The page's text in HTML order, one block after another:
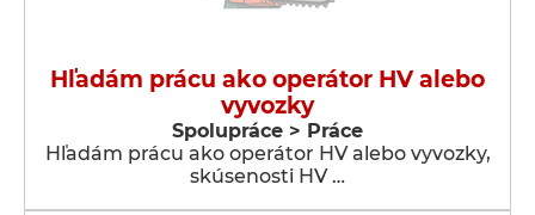
Hľadám prácu ako operátor HV alebo
vyvozky
Spolupráce > Práce
Hľadám prácu ako operátor HV alebo vyvozky,
skúsenosti HV …